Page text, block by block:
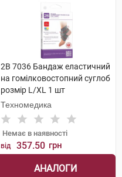
2B 7036 Бандаж еластичний
на гомілковостопний суглоб
розмір L/XL 1 шт
Техномедика
Немає в наявності
від 357.50 грн
АНАЛОГИ